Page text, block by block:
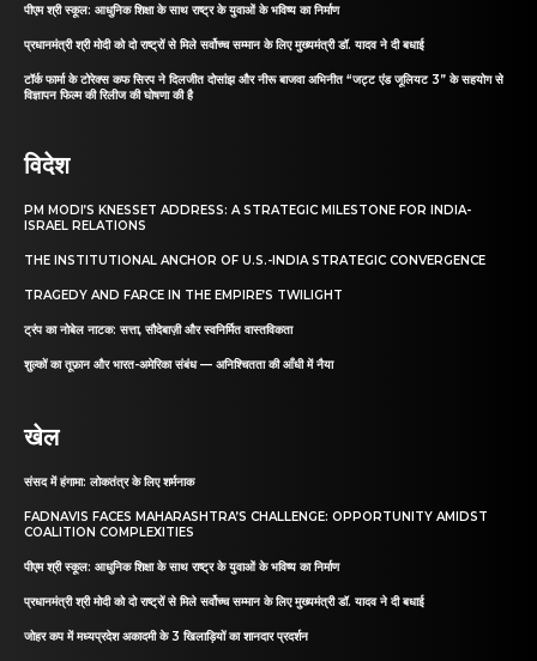
पीएम श्री स्कूल: आधुनिक शिक्षा के साथ राष्ट्र के युवाओं के भविष्य का निर्माण
प्रधानमंत्री श्री मोदी को दो राष्ट्रों से मिले सर्वोच्च सम्मान के लिए मुख्यमंत्री डॉ. यादव ने दी बधाई
टॉर्क फार्मा के टोरेक्स कफ सिरप ने दिलजीत दोसांझ और नीरू बाजवा अभिनीत “जट्ट एंड जूलियट 3” के सहयोग से
विज्ञापन फिल्म की रिलीज की घोषणा की है
विदेश
PM MODI’S KNESSET ADDRESS: A STRATEGIC MILESTONE FOR INDIA-
ISRAEL RELATIONS
THE INSTITUTIONAL ANCHOR OF U.S.-INDIA STRATEGIC CONVERGENCE
TRAGEDY AND FARCE IN THE EMPIRE’S TWILIGHT
ट्रंप का नोबेल नाटक: सत्ता, सौदेबाज़ी और स्वनिर्मित वास्तविकता
शुल्कों का तूफ़ान और भारत-अमेरिका संबंध — अनिश्चितता की आँधी में नैया
खेल
संसद में हंगामा: लोकतंत्र के लिए शर्मनाक
FADNAVIS FACES MAHARASHTRA’S CHALLENGE: OPPORTUNITY AMIDST
COALITION COMPLEXITIES
पीएम श्री स्कूल: आधुनिक शिक्षा के साथ राष्ट्र के युवाओं के भविष्य का निर्माण
प्रधानमंत्री श्री मोदी को दो राष्ट्रों से मिले सर्वोच्च सम्मान के लिए मुख्यमंत्री डॉ. यादव ने दी बधाई
जोहर कप में मध्यप्रदेश अकादमी के 3 खिलाड़ियों का शानदार प्रदर्शन